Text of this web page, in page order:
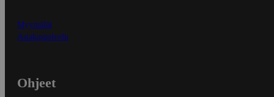
Myymälät
Asiakaspalvelu
Ohjeet